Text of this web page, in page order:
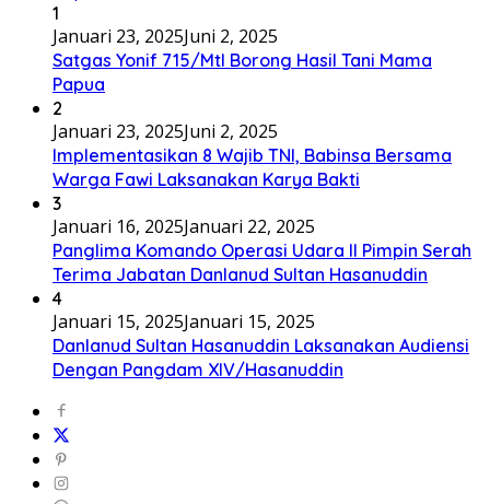
1
Januari 23, 2025Juni 2, 2025
Satgas Yonif 715/Mtl Borong Hasil Tani Mama
Papua
2
Januari 23, 2025Juni 2, 2025
Implementasikan 8 Wajib TNI, Babinsa Bersama
Warga Fawi Laksanakan Karya Bakti
3
Januari 16, 2025Januari 22, 2025
Panglima Komando Operasi Udara II Pimpin Serah
Terima Jabatan Danlanud Sultan Hasanuddin
4
Januari 15, 2025Januari 15, 2025
Danlanud Sultan Hasanuddin Laksanakan Audiensi
Dengan Pangdam XIV/Hasanuddin